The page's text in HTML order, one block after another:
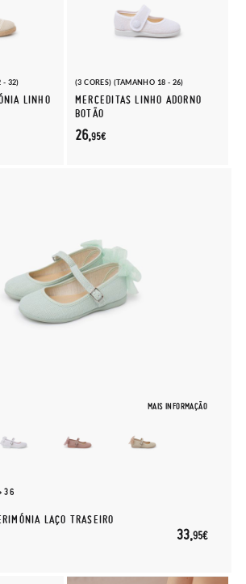
- 32)
LINHO
(3 CORES) (TAMANHO 18 - 26)
MERCEDITAS LINHO ADORNO
BOTÃO
26,95€
MAIS INFORMAÇÃO
36
LAÇO TRASEIRO
33,95€